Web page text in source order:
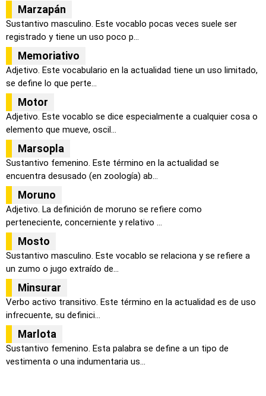
Marzapán
Sustantivo masculino. Este vocablo pocas veces suele ser
registrado y tiene un uso poco p...
Memoriativo
Adjetivo. Este vocabulario en la actualidad tiene un uso limitado,
se define lo que perte...
Motor
Adjetivo. Este vocablo se dice especialmente a cualquier cosa o
elemento que mueve, oscil...
Marsopla
Sustantivo femenino. Este término en la actualidad se
encuentra desusado (en zoología) ab...
Moruno
Adjetivo. La definición de moruno se refiere como
perteneciente, concerniente y relativo ...
Mosto
Sustantivo masculino. Este vocablo se relaciona y se refiere a
un zumo o jugo extraído de...
Minsurar
Verbo activo transitivo. Este término en la actualidad es de uso
infrecuente, su definici...
Marlota
Sustantivo femenino. Esta palabra se define a un tipo de
vestimenta o una indumentaria us...